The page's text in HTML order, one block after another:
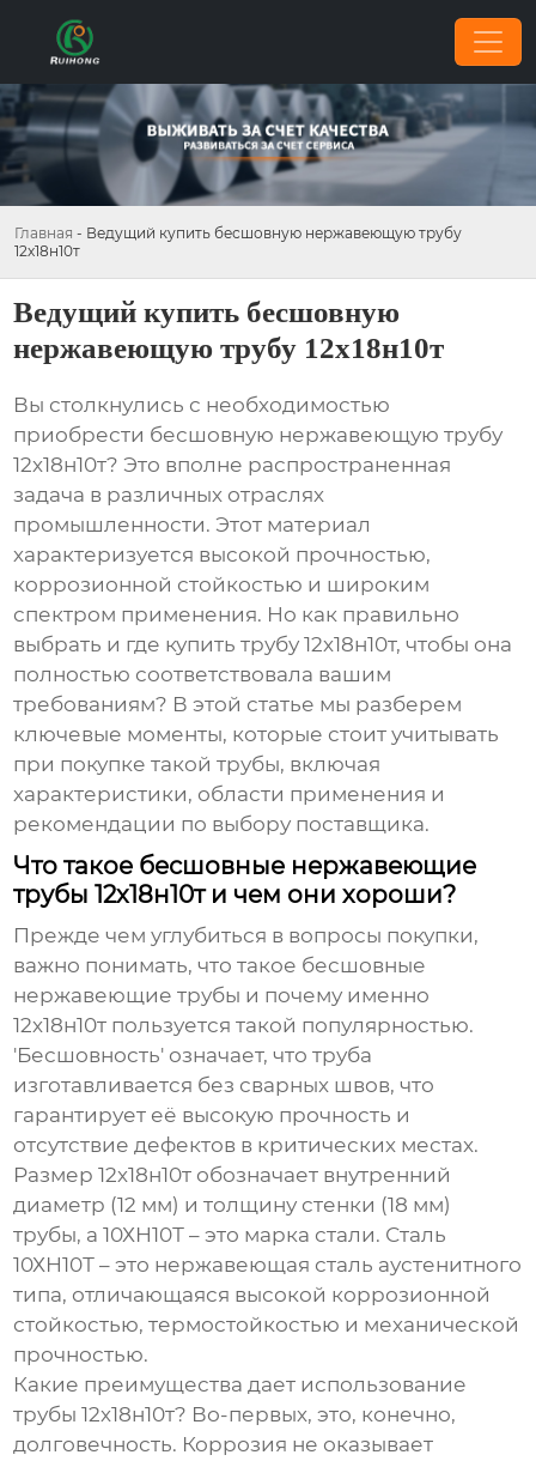
Главная - Ведущий купить бесшовную нержавеющую трубу
12х18н10т
Ведущий купить бесшовную
нержавеющую трубу 12х18н10т
Вы столкнулись с необходимостью
приобрести бесшовную нержавеющую трубу
12х18н10т? Это вполне распространенная
задача в различных отраслях
промышленности. Этот материал
характеризуется высокой прочностью,
коррозионной стойкостью и широким
спектром применения. Но как правильно
выбрать и где купитьтрубу 12х18н10т, чтобы она
полностью соответствовала вашим
требованиям? В этой статье мы разберем
ключевые моменты, которые стоит учитывать
при покупке такой трубы, включая
характеристики, области применения и
рекомендации по выбору поставщика.
Что такое бесшовные нержавеющие
трубы 12х18н10т и чем они хороши?
Прежде чем углубиться в вопросы покупки,
важно понимать, что такое бесшовные
нержавеющие трубы и почему именно
12х18н10т пользуется такой популярностью.
'Бесшовность' означает, что труба
изготавливается без сварных швов, что
гарантирует её высокую прочность и
отсутствие дефектов в критических местах.
Размер 12х18н10т обозначает внутренний
диаметр (12 мм) и толщину стенки (18 мм)
трубы, а 10ХН10Т – это марка стали. Сталь
10ХН10Т – это нержавеющая сталь аустенитного
типа, отличающаяся высокой коррозионной
стойкостью, термостойкостью и механической
прочностью.
Какие преимущества дает использование
трубы 12х18н10т? Во-первых, это, конечно,
долговечность. Коррозия не оказывает